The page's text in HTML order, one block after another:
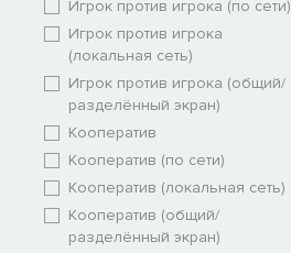
Игрок против игрока (по сети)
Игрок против игрока
(локальная сеть)
Игрок против игрока (общий/
разделённый экран)
Кооператив
Кооператив (по сети)
Кооператив (локальная сеть)
Кооператив (общий/
разделённый экран)